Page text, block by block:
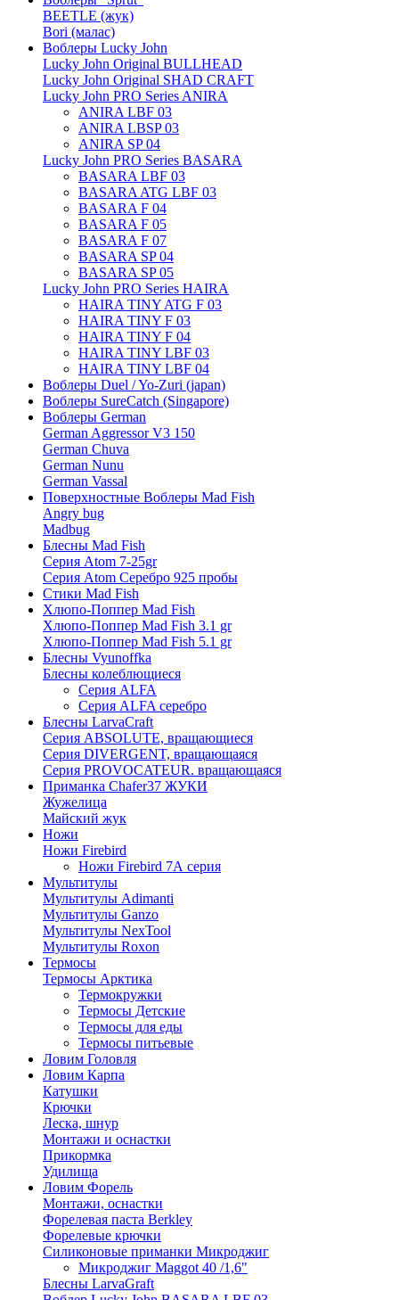
BEETLE (жук)
Bori (малас)
Воблеры Lucky John
Lucky John Original BULLHEAD
Lucky John Original SHAD CRAFT
Lucky John PRO Series ANIRA
ANIRA LBF 03
ANIRA LBSP 03
ANIRA SP 04
Lucky John PRO Series BASARA
BASARA LBF 03
BASARA ATG LBF 03
BASARA F 04
BASARA F 05
BASARA F 07
BASARA SP 04
BASARA SP 05
Lucky John PRO Series HAIRA
HAIRA TINY ATG F 03
HAIRA TINY F 03
HAIRA TINY F 04
HAIRA TINY LBF 03
HAIRA TINY LBF 04
Воблеры Duel / Yo-Zuri (japan)
Воблеры SureCatch (Singapore)
Воблеры German
German Aggressor V3 150
German Chuva
German Nunu
German Vassal
Поверхностные Воблеры Mad Fish
Angry bug
Madbug
Блесны Mad Fish
Серия Atom 7-25gr
Серия Atom Серебро 925 пробы
Стики Mad Fish
Хлюпо-Поппер Mad Fish
Хлюпо-Поппер Mad Fish 3.1 gr
Хлюпо-Поппер Mad Fish 5.1 gr
Блесны Vyunoffka
Блесны колеблющиеся
Серия ALFA
Серия ALFA серебро
Блесны LarvaCraft
Серия ABSOLUTE, вращающиеся
Серия DIVERGENT, вращающаяся
Серия PROVOCATEUR. вращающаяся
Приманка Chafer37 ЖУКИ
Жужелица
Майский жук
Ножи
Ножи Firebird
Ножи Firebird 7А серия
Мультитулы
Мультитулы Adimanti
Мультитулы Ganzo
Мультитулы NexTool
Мультитулы Roxon
Термосы
Термосы Арктика
Термокружки
Термосы Детские
Термосы для еды
Термосы питьевые
Ловим Головля
Ловим Карпа
Катушки
Крючки
Леска, шнур
Монтажи и оснастки
Прикормка
Удилища
Ловим Форель
Монтажи, оснастки
Форелевая паста Berkley
Форелевые крючки
Силиконовые приманки Микроджиг
Микроджиг Maggot 40 /1,6"
Блесны LarvaGraft